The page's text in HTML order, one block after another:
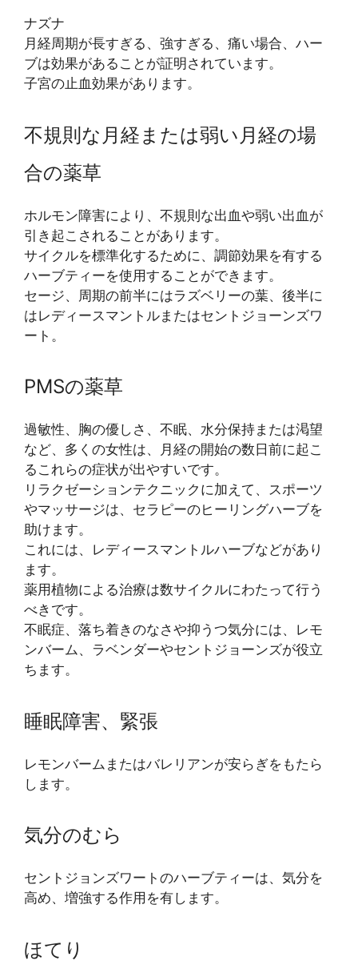
ナズナ
月経周期が長すぎる、強すぎる、痛い場合、ハー
ブは効果があることが証明されています。
子宮の止血効果があります。
不規則な月経または弱い月経の場
合の薬草
ホルモン障害により、不規則な出血や弱い出血が
引き起こされることがあります。
サイクルを標準化するために、調節効果を有する
ハーブティーを使用することができます。
セージ、周期の前半にはラズベリーの葉、後半に
はレディースマントルまたはセントジョーンズワ
ート。
PMSの薬草
過敏性、胸の優しさ、不眠、水分保持または渇望
など、多くの女性は、月経の開始の数日前に起こ
るこれらの症状が出やすいです。
リラクゼーションテクニックに加えて、スポーツ
やマッサージは、セラピーのヒーリングハーブを
助けます。
これには、レディースマントルハーブなどがあり
ます。
薬用植物による治療は数サイクルにわたって行う
べきです。
不眠症、落ち着きのなさや抑うつ気分には、レモ
ンバーム、ラベンダーやセントジョーンズが役立
ちます。
睡眠障害、緊張
レモンバームまたはバレリアンが安らぎをもたら
します。
気分のむら
セントジョンズワートのハーブティーは、気分を
高め、増強する作用を有します。
ほてり